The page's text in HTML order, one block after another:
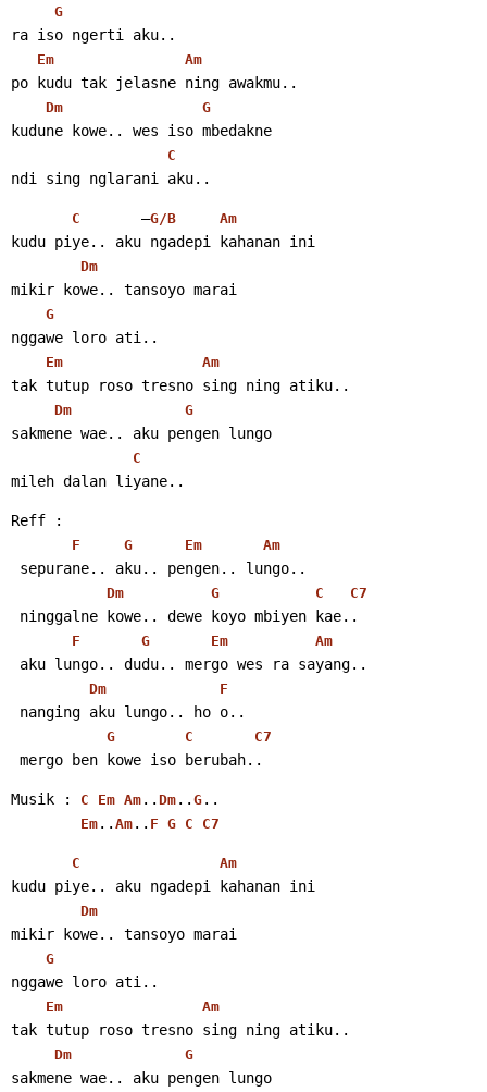
G
ra iso ngerti aku..
Em Am
po kudu tak jelasne ning awakmu..
Dm G
kudune kowe.. wes iso mbedakne
C
ndi sing nglarani aku..
C
       –
G/B Am
kudu piye.. aku ngadepi kahanan ini
Dm
mikir kowe.. tansoyo marai
G
nggawe loro ati..
Em Am
tak tutup roso tresno sing ning atiku..
Dm G
sakmene wae.. aku pengen lungo
C
mileh dalan liyane..
Reff :
F G Em Am
sepurane.. aku.. pengen.. lungo..
Dm G C C7
ninggalne kowe.. dewe koyo mbiyen kae..
F G Em Am
aku lungo.. dudu.. mergo wes ra sayang..
Dm F
nanging aku lungo.. ho o..
G C C7
mergo ben kowe iso berubah..
Musik : C Em Am .. Dm .. G ..
Em .. Am .. F G C C7
C Am
kudu piye.. aku ngadepi kahanan ini
Dm
mikir kowe.. tansoyo marai
G
nggawe loro ati..
Em Am
tak tutup roso tresno sing ning atiku..
Dm G
sakmene wae.. aku pengen lungo